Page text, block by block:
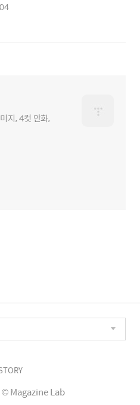
지, 4컷 만화,
© Magazine Lab